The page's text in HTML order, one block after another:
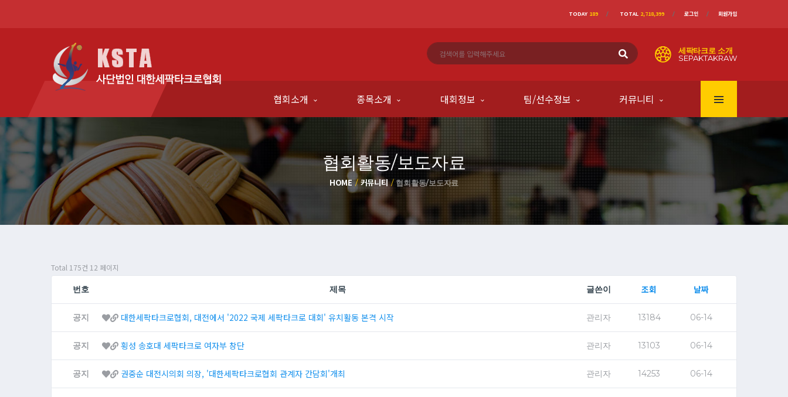
TODAY 189 TOTAL 2,718,399 로그인 회원가입
세팍타크로 소개
SEPAKTAKRAW
협회소개 종목소개 대회정보 팀/선수정보 커뮤니티
협회활동/보도자료
HOME 커뮤니티 협회활동/보도자료
Total 175건 12 페이지
번호 제목 글쓴이 조회 날짜
공지 대한세팍타크로협회, 대전에서 '2022 국제 세팍타크로 대회' 유치활동 본격 시작 관리자 13184 06-14
공지 횡성 송호대 세팍타크로 여자부 창단 관리자 13103 06-14
공지 권중순 대전시의회 의장, '대한세팍타크로협회 관계자 간담회'개최 관리자 14253 06-14